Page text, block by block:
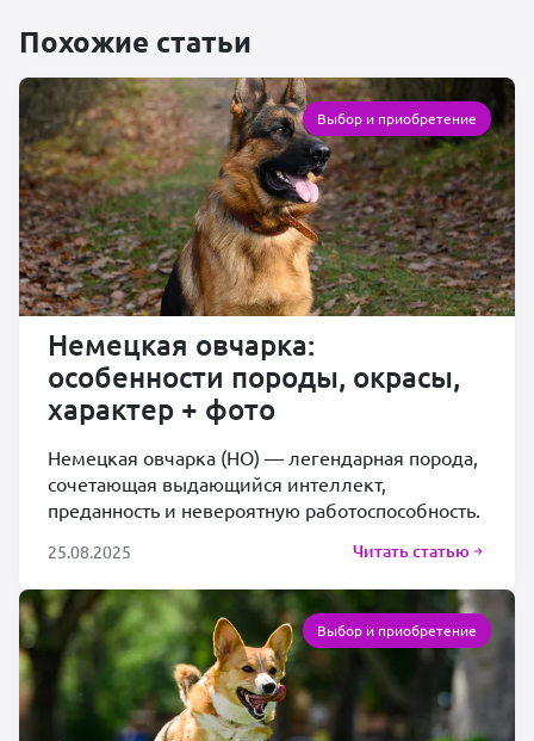
Похожие статьи
Немецкая овчарка:
особенности породы, окрасы,
характер + фото
Немецкая овчарка (НО) — легендарная порода,
сочетающая выдающийся интеллект,
преданность и невероятную работоспособность.
25.08.2025 Читать статью
Выбор и приобретение
Выбор и приобретение